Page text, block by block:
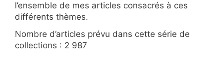
l’ensemble de mes articles consacrés à ces
différents thèmes.
Nombre d’articles prévu dans cette série de
collections : 2 987